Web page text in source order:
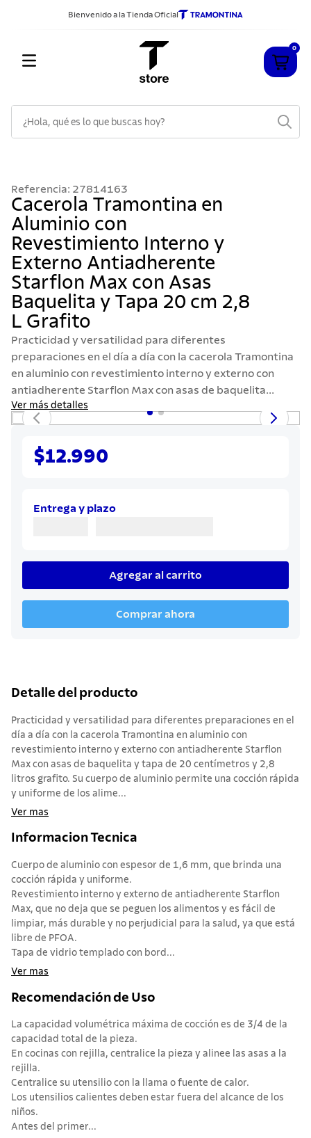
Bienvenido a la Tienda Oficial
0
Referencia: 27814163
Cacerola Tramontina en
Aluminio con
Revestimiento Interno y
Externo Antiadherente
Starflon Max con Asas
Baquelita y Tapa 20 cm 2,8
L Grafito
Practicidad y versatilidad para diferentes
preparaciones en el día a día con la cacerola Tramontina
en aluminio con revestimiento interno y externo con
antiadherente Starflon Max con asas de baquelita...
Ver más detalles
$12.990
Entrega y plazo
Agregar al carrito
Comprar ahora
Detalle del producto
Practicidad y versatilidad para diferentes preparaciones en el
día a día con la cacerola Tramontina en aluminio con
revestimiento interno y externo con antiadherente Starflon
Max con asas de baquelita y tapa de 20 centímetros y 2,8
litros grafito. Su cuerpo de aluminio permite una cocción rápida
y uniforme de los alime...
Ver mas
Informacion Tecnica
Cuerpo de aluminio con espesor de 1,6 mm, que brinda una
cocción rápida y uniforme.
Revestimiento interno y externo de antiadherente Starflon
Max, que no deja que se peguen los alimentos y es fácil de
limpiar, más durable y no perjudicial para la salud, ya que está
libre de PFOA.
Tapa de vidrio templado con bord...
Ver mas
Recomendación de Uso
La capacidad volumétrica máxima de cocción es de 3/4 de la
capacidad total de la pieza.
En cocinas con rejilla, centralice la pieza y alinee las asas a la
rejilla.
Centralice su utensilio con la llama o fuente de calor.
Los utensilios calientes deben estar fuera del alcance de los
niños.
Antes del primer...
2.
sarten
.
cubiertos
4.
ollas
5.
acero inoxidable
6.
grano
7.
solar
8.
cuchillo
9.
442
10. termo